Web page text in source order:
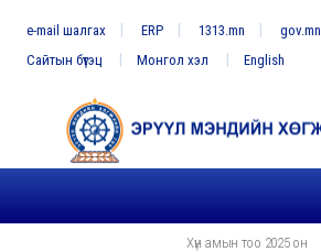
e-mail шалгах ERP 1313.mn
gov.mn
Сайтын бүтэц
Монгол хэл English
Хүн амын тоо 2025 он